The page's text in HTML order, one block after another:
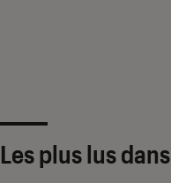
Les plus lus